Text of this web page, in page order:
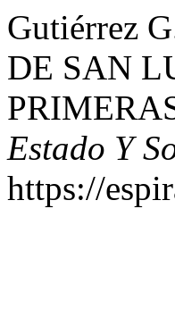
Gutiérrez
DE SAN
Estado Y
https://